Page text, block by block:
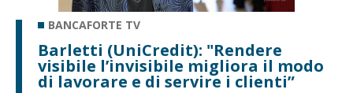
BANCAFORTE TV
Barletti (UniCredit): "Rendere
visibile l’invisibile migliora il modo
di lavorare e di servire i clienti”